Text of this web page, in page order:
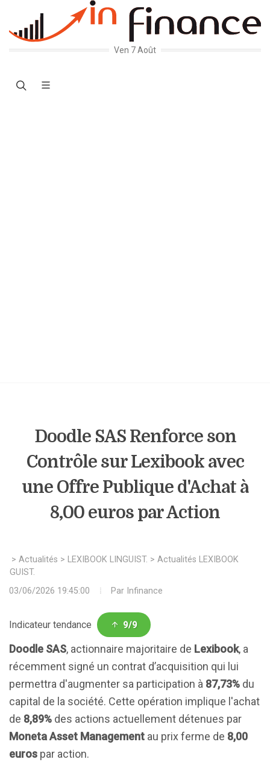
Ven 7 Août
Doodle SAS Renforce son
Contrôle sur Lexibook avec
une Offre Publique d'Achat à
8,00 euros par Action
> Actualités > LEXIBOOK LINGUIST. > Actualités LEXIBOOK
03/06/2026 19:45:00
Par Infinance
Indicateur tendance 9/9
Doodle SAS, actionnaire majoritaire de Lexibook, a
récemment signé un contrat d’acquisition qui lui
permettra d'augmenter sa participation à 87,73% du
capital de la société. Cette opération implique l'achat
de 8,89% des actions actuellement détenues par
Moneta Asset Management au prix ferme de 8,00
euros par action.